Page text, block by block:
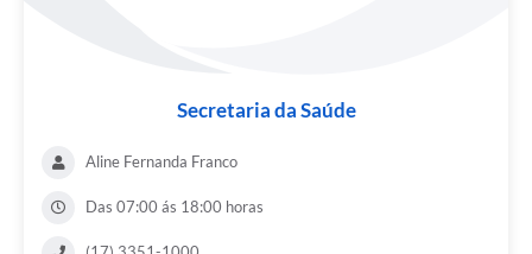
Secretaria da Saúde
Aline Fernanda Franco
Das 07:00 ás 18:00 horas